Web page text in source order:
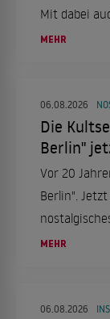
Mit dabei
"Nightborn".
MEHR
06.08.2026
Die
Berlin"
Vor 20
Berlin".
Fans erneut
MEHR
06.08.2026